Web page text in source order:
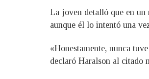
La joven detalló que en un
aunque él lo intentó una
«Honestamente, nunca
declaró Haralson al citado